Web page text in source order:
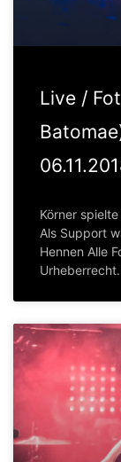
Live /
Körner
Als Support
Hennen Alle